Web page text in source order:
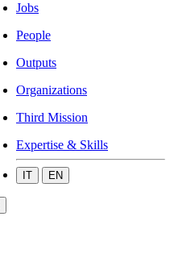
Jobs
People
Outputs
Organizations
Third Mission
Expertise & Skills
IT EN